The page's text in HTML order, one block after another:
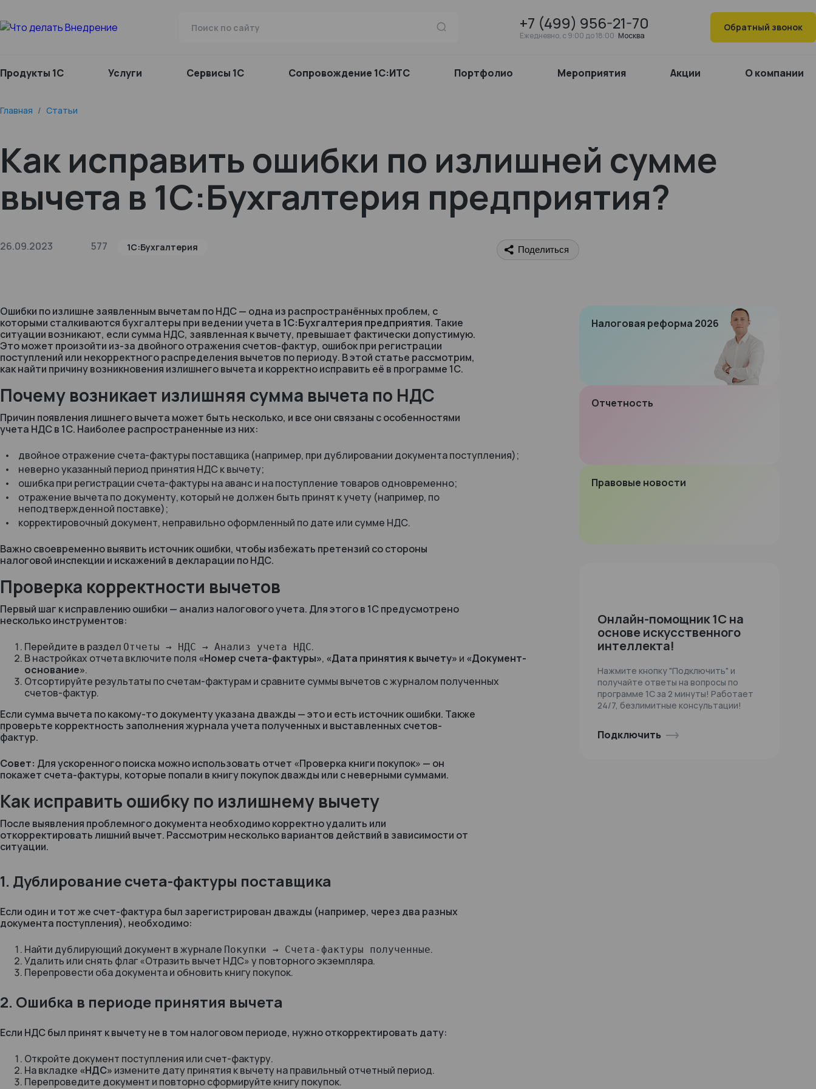
+7 (499) 956-21-70
Ежедневно, c 9:00 до 18:00 Москва
Обратный звонок
Продукты 1С Услуги Сервисы 1С Сопровождение 1С:ИТС Портфолио Мероприятия Акции О компании
Главная / Статьи
Как исправить ошибки по излишней сумме
вычета в 1С:Бухгалтерия предприятия?
26.09.2023 577 1С:Бухгалтерия Поделиться
Ошибки по излишне заявленным вычетам по НДС — одна из распространённых проблем, с
которыми сталкиваются бухгалтеры при ведении учета в 1С:Бухгалтерия предприятия. Такие
ситуации возникают, если сумма НДС, заявленная к вычету, превышает фактически допустимую.
Это может произойти из-за двойного отражения счетов-фактур, ошибок при регистрации
поступлений или некорректного распределения вычетов по периоду. В этой статье рассмотрим,
как найти причину возникновения излишнего вычета и корректно исправить её в программе 1С.
Почему возникает излишняя сумма вычета по НДС
Причин появления лишнего вычета может быть несколько, и все они связаны с особенностями
учета НДС в 1С. Наиболее распространенные из них:
двойное отражение счета-фактуры поставщика (например, при дублировании документа поступления);
неверно указанный период принятия НДС к вычету;
ошибка при регистрации счета-фактуры на аванс и на поступление товаров одновременно;
отражение вычета по документу, который не должен быть принят к учету (например, по
неподтвержденной поставке);
корректировочный документ, неправильно оформленный по дате или сумме НДС.
Важно своевременно выявить источник ошибки, чтобы избежать претензий со стороны
налоговой инспекции и искажений в декларации по НДС.
Проверка корректности вычетов
Первый шаг к исправлению ошибки — анализ налогового учета. Для этого в 1С предусмотрено
несколько инструментов:
Перейдите в раздел Отчеты → НДС → Анализ учета НДС.
В настройках отчета включите поля «Номер счета-фактуры», «Дата принятия к вычету» и «Документ-
основание».
Отсортируйте результаты по счетам-фактурам и сравните суммы вычетов с журналом полученных
счетов-фактур.
Если сумма вычета по какому-то документу указана дважды — это и есть источник ошибки. Также
проверьте корректность заполнения журнала учета полученных и выставленных счетов-
фактур.
Совет: Для ускоренного поиска можно использовать отчет «Проверка книги покупок» — он
покажет счета-фактуры, которые попали в книгу покупок дважды или с неверными суммами.
Как исправить ошибку по излишнему вычету
После выявления проблемного документа необходимо корректно удалить или
откорректировать лишний вычет. Рассмотрим несколько вариантов действий в зависимости от
ситуации.
1. Дублирование счета-фактуры поставщика
Если один и тот же счет-фактура был зарегистрирован дважды (например, через два разных
документа поступления), необходимо:
Найти дублирующий документ в журнале Покупки → Счета-фактуры полученные.
Удалить или снять флаг«Отразить вычет НДС»у повторного экземпляра.
Перепровести оба документа и обновить книгу покупок.
2. Ошибка в периоде принятия вычета
Если НДС был принят к вычету не в том налоговом периоде, нужно откорректировать дату:
Откройте документ поступления или счет-фактуру.
На вкладке «НДС» измените дату принятия к вычету на правильный отчетный период.
Перепроведите документ и повторно сформируйте книгу покупок.
Налоговая реформа 2026
Отчетность
Правовые новости
Онлайн-помощник 1С на
основе искусственного
интеллекта!
Нажмите кнопку "Подключить" и
получайте ответы на вопросы по
программе 1С за 2 минуты! Работает
24/7, безлимитные консультации!
Подключить